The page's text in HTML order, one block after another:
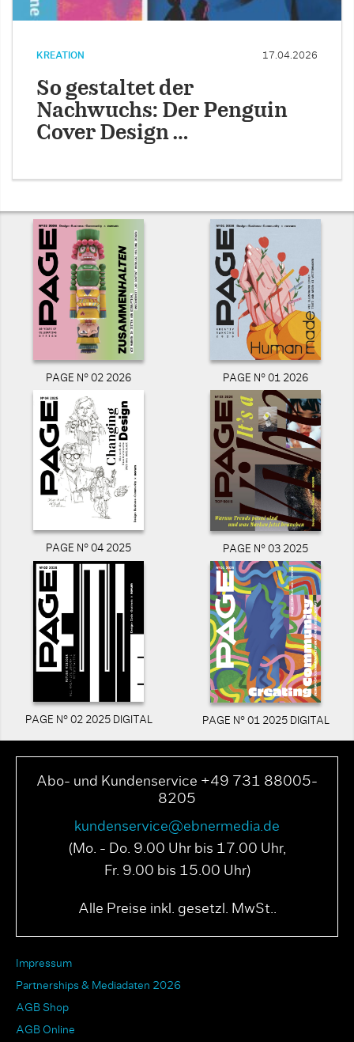
KREATION 17.04.2026
So gestaltet der
Nachwuchs: Der Penguin
Cover Design …
PAGE N° 02 2026 PAGE N° 01 2026
PAGE N° 04 2025 PAGE N° 03 2025
PAGE N° 02 2025 DIGITAL PAGE N° 01 2025 DIGITAL
Abo- und Kundenservice +49 731 88005-
8205
kundenservice@ebnermedia.de
(Mo. - Do. 9.00 Uhr bis 17.00 Uhr,
Fr. 9.00 bis 15.00 Uhr)
Alle Preise inkl. gesetzl. MwSt..
Impressum
Partnerships & Mediadaten 2026
AGB Shop
AGB Online